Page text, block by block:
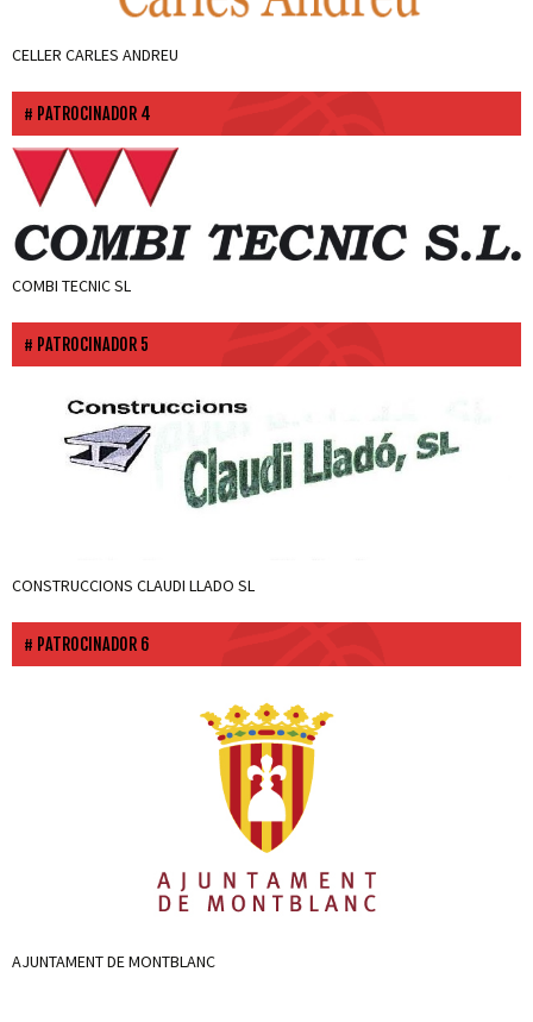
CELLER CARLES ANDREU
PATROCINADOR 4
COMBI TECNIC SL
PATROCINADOR 5
CONSTRUCCIONS CLAUDI LLADO SL
PATROCINADOR 6
AJUNTAMENT DE MONTBLANC